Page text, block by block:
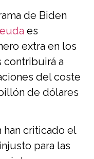
de Biden
es
extra en los
contribuirá a
del coste
de dólares
han criticado el
para las